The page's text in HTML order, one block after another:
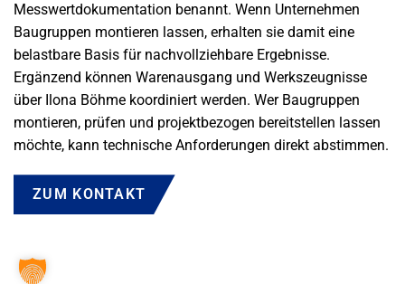
Messwertdokumentation benannt. Wenn Unternehmen
Baugruppen montieren lassen, erhalten sie damit eine
belastbare Basis für nachvollziehbare Ergebnisse.
Ergänzend können Warenausgang und Werkszeugnisse
über Ilona Böhme koordiniert werden. Wer Baugruppen
montieren, prüfen und projektbezogen bereitstellen lassen
möchte, kann technische Anforderungen direkt abstimmen.
ZUM KONTAKT